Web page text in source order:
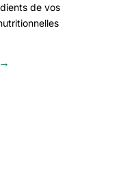
de vos